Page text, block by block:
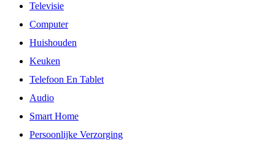
Televisie
Computer
Huishouden
Keuken
Telefoon En Tablet
Audio
Smart Home
Persoonlijke Verzorging